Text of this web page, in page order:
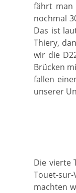
fährt man
nochmal
Das ist
Thiery,
wir die
Brücken
fallen
unserer
Die vierte
Touet-sur-
machten